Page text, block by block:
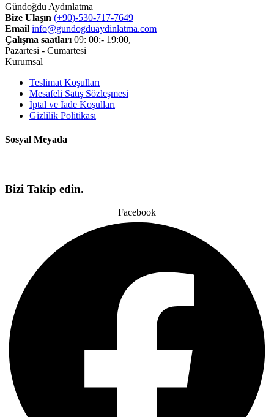
Gündoğdu Aydınlatma
Bize Ulaşın (+90)-530-717-7649
Email info@gundogduaydinlatma.com
Çalışma saatları 09: 00:- 19:00,
Pazartesi - Cumartesi
Kurumsal
Teslimat Koşulları
Mesafeli Satış Sözleşmesi
İptal ve İade Koşulları
Gizlilik Politikası
Sosyal Meyada
Bizi Takip edin.
Facebook